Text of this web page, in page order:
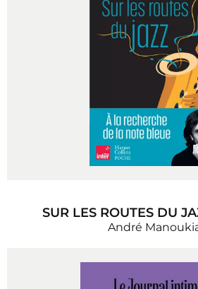
SUR LES ROUTES DU
André